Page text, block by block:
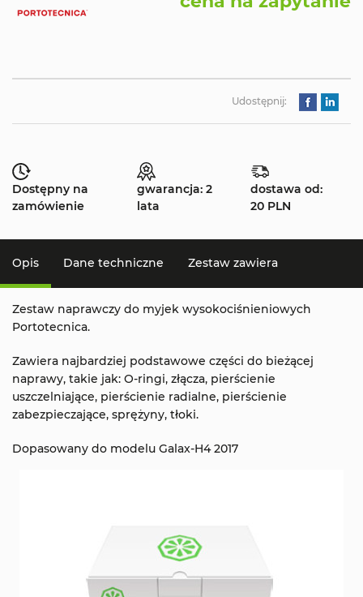
Udostępnij:
Dostępny na
zamówienie
gwarancja: 2
lata
dostawa od:
20 PLN
Opis Dane techniczne Zestaw zawiera
Zestaw naprawczy do myjek wysokociśnieniowych
Portotecnica.
Zawiera najbardziej podstawowe części do bieżącej
naprawy, takie jak: O-ringi, złącza, pierścienie
uszczelniające, pierścienie radialne, pierścienie
zabezpieczające, sprężyny, tłoki.
Dopasowany do modelu Galax-H4 2017